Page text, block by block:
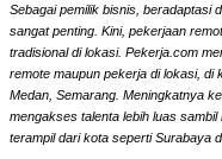
Sebagai pemilik bisnis, beradaptasi
sangat penting. Kini, pekerjaan
tradisional di lokasi. Pekerja.com
remote maupun pekerja di lokasi, di
Medan, Semarang. Meningkatnya
mengakses talenta lebih luas
terampil dari kota seperti Surabaya